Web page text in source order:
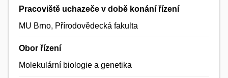
Pracoviště uchazeče v době konání řízení
MU Brno, Přírodovědecká fakulta
Obor řízení
Molekulární biologie a genetika